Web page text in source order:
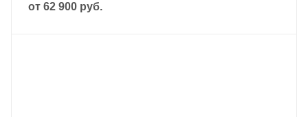
от 62 900 руб.